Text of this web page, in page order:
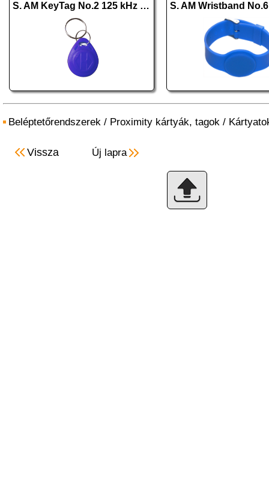
S. AM KeyTag No.2 125 kHz kék
Beléptetőrendszerek / Proximity kártyák, tagok /
Vissza Új lapra